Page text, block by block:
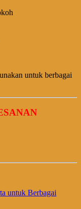
untuk berbagai
untuk Berbagai